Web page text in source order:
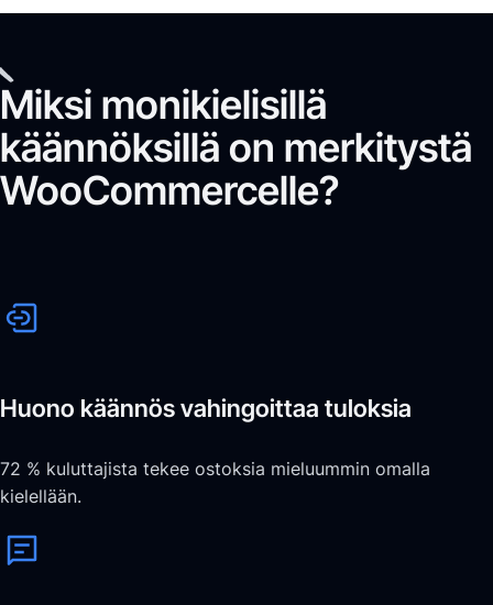
Miksi monikielisillä
käännöksillä on merkitystä
WooCommercelle?
Huono käännös vahingoittaa tuloksia
72 % kuluttajista tekee ostoksia mieluummin omalla
kielellään.